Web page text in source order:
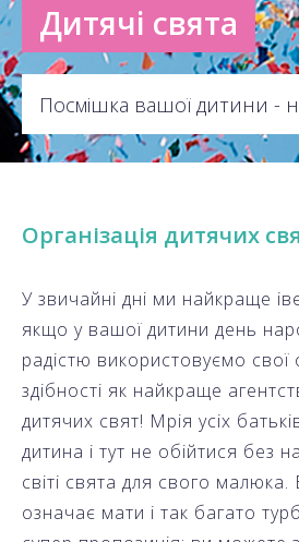
Дитячі свята
Посмішка вашої дитини -
Організація дитячих
У звичайні дні ми найкраще
якщо у вашої дитини день
радістю використовуємо свої
здібності як найкраще
дитячих свят! Мрія усіх
дитина і тут не обійтися без
світі свята для свого
означає мати і так багато